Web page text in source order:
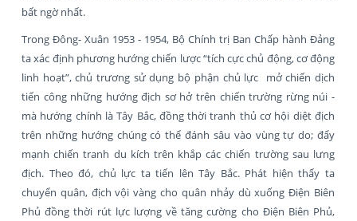
bất ngờ nhất.
Trong Đông- Xuân 1953 - 1954, Bộ Chính trị Ban Chấp hành Đảng
ta xác định phương hướng chiến lược “tích cực chủ động, cơ động
linh hoạt”, chủ trương sử dụng bộ phận chủ lực mở chiến dịch
tiến công những hướng địch sơ hở trên chiến trường rừng núi -
mà hướng chính là Tây Bắc, đồng thời tranh thủ cơ hội diệt địch
trên những hướng chúng có thể đánh sâu vào vùng tự do; đẩy
mạnh chiến tranh du kích trên khắp các chiến trường sau lưng
địch. Theo đó, chủ lực ta tiến lên Tây Bắc. Phát hiện thấy ta
chuyển quân, địch vội vàng cho quân nhảy dù xuống Điện Biên
Phủ đồng thời rút lực lượng về tăng cường cho Điện Biên Phủ,